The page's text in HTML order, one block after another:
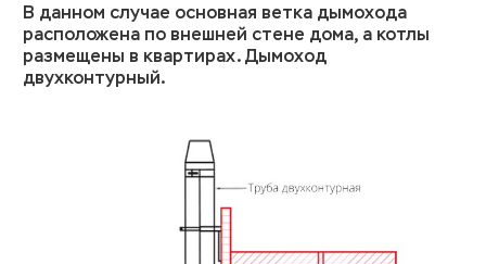
В данном случае основная ветка дымохода
расположена по внешней стене дома, а котлы
размещены в квартирах. Дымоход
двухконтурный.